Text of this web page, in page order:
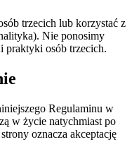
trzecich lub korzystać z
Nie ponosimy
praktyki osób trzecich.
Regulaminu w
w życie natychmiast po
oznacza akceptację